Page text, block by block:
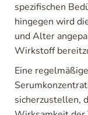
spezifischen
hingegen wird
und Alter
Wirkstoff
Eine
sicherzustellen,